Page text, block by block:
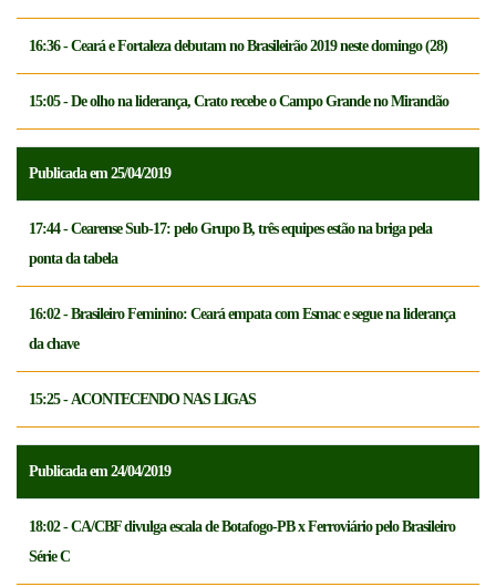
16:36 - Ceará e Fortaleza debutam no Brasileirão 2019 neste domingo (28)
15:05 - De olho na liderança, Crato recebe o Campo Grande no Mirandão
Publicada em 25/04/2019
17:44 - Cearense Sub-17: pelo Grupo B, três equipes estão na briga pela
ponta da tabela
16:02 - Brasileiro Feminino: Ceará empata com Esmac e segue na liderança
da chave
15:25 - ACONTECENDO NAS LIGAS
Publicada em 24/04/2019
18:02 - CA/CBF divulga escala de Botafogo-PB x Ferroviário pelo Brasileiro
Série C